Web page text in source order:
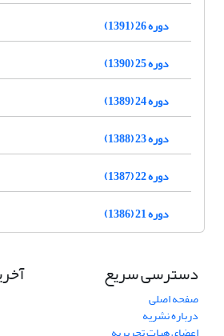
دوره 26 (1391)
دوره 25 (1390)
دوره 24 (1389)
دوره 23 (1388)
دوره 22 (1387)
دوره 21 (1386)
دسترسی سریع
صفحه اصلی
درباره نشریه